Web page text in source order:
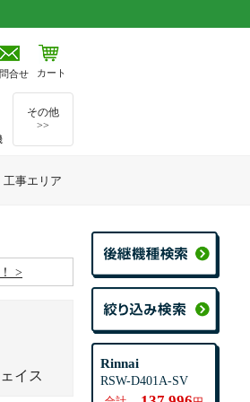
Rinnai
RSW-D401A-SV
合せ カート
イス
その他
>>
工事エリア